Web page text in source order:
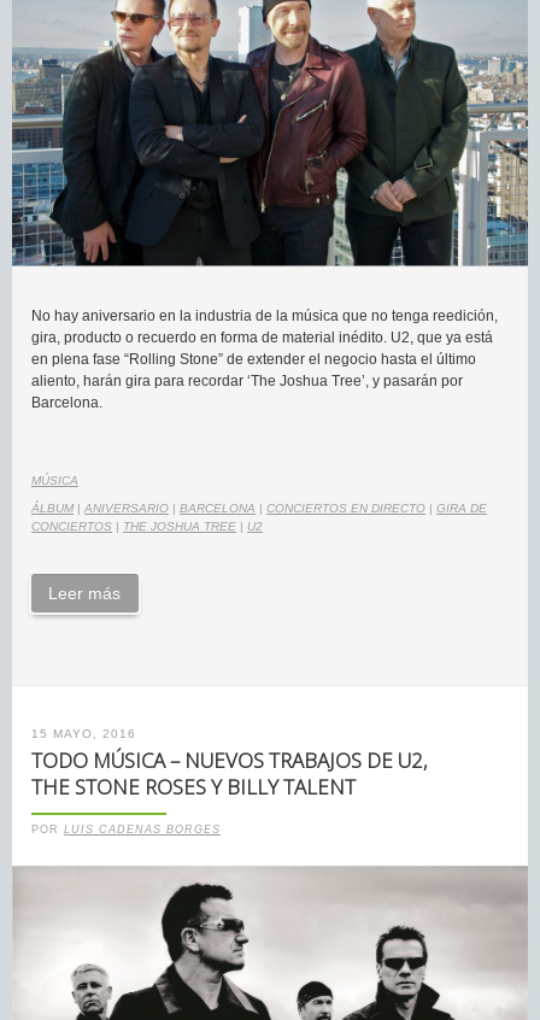
No hay aniversario en la industria de la música que no tenga reedición,
gira, producto o recuerdo en forma de material inédito. U2, que ya está
en plena fase “Rolling Stone” de extender el negocio hasta el último
aliento, harán gira para recordar ‘The Joshua Tree’, y pasarán por
Barcelona.
MÚSICA
ÁLBUM | ANIVERSARIO | BARCELONA | CONCIERTOS EN DIRECTO | GIRA DE
CONCIERTOS | THE JOSHUA TREE | U2
Leer más
15 MAYO, 2016
TODO MÚSICA – NUEVOS TRABAJOS DE U2,
THE STONE ROSES Y BILLY TALENT
POR LUIS CADENAS BORGES